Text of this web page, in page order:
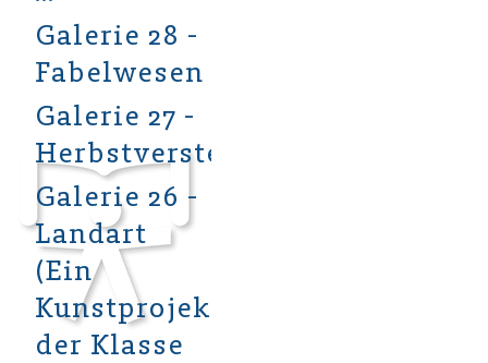
Galerie 28 -
Fabelwesen
Galerie 27 -
Herbstverstecke
Galerie 26 -
Landart
(Ein
Kunstprojekt
der Klasse